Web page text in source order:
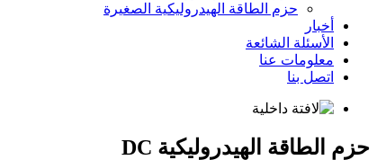
حزم الطاقة الهيدروليكية الصغيرة
أخبار
الأسئلة الشائعة
معلومات عنا
اتصل بنا
حزم الطاقة الهيدروليكية DC